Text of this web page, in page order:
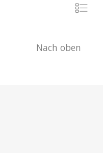
Nach oben